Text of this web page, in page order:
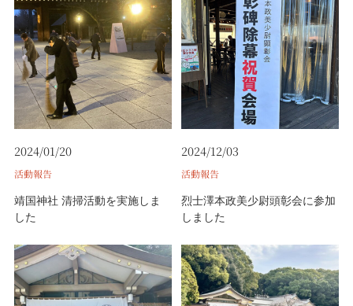
2024/01/20
活動報告
靖国神社 清掃活動を実施しま
した
2024/12/03
活動報告
烈士澤本政美少尉頭彰会に参加
しました